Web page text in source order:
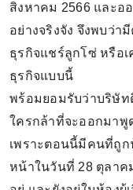
สิงหาคม 2566 และอ
อย่างจริงจัง จึงพบว่า
ธุรกิจแชร์ลูกโซ่ หรือ
ธุรกิจแบบนี้
พร้อมยอมรับว่าบริษั
ใครกล้าที่จะออกมาพู
เพราะตอนนี้มีคนที่ถู
หน้าในวันที่ 28 ตุลา